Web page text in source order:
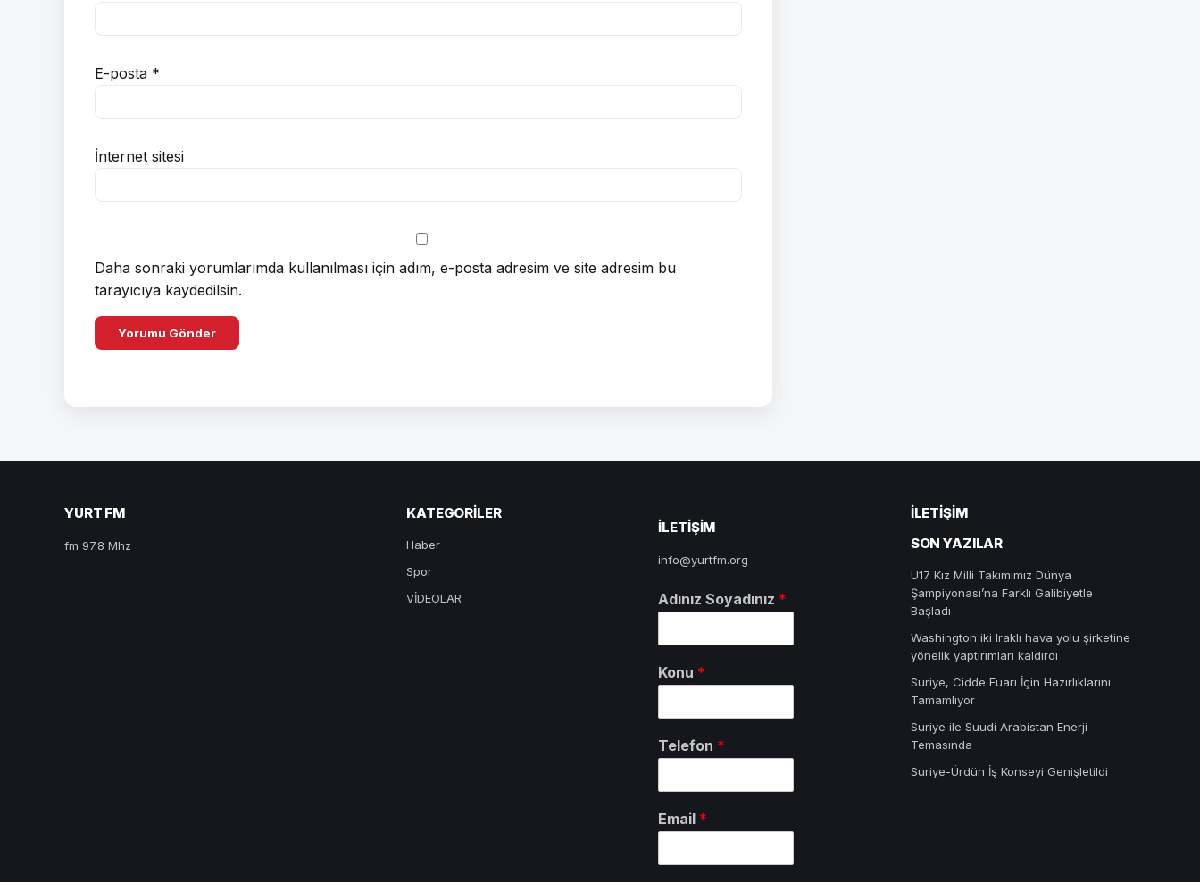
E-posta *
İnternet sitesi
Daha sonraki yorumlarımda kullanılması için adım, e-posta adresim ve site adresim bu
tarayıcıya kaydedilsin.
YURT FM
fm 97.8 Mhz
KATEGORILER
Haber
Spor
VİDEOLAR
ILETIŞIM
info@yurtfm.org
Adınız Soyadınız *
Konu *
Telefon *
Email *
İLETIŞIM
SON YAZILAR
U17 Kız Milli Takımımız Dünya
Şampiyonası’na Farklı Galibiyetle
Başladı
Washington iki Iraklı hava yolu şirketine
yönelik yaptırımları kaldırdı
Suriye, Cidde Fuarı İçin Hazırlıklarını
Tamamlıyor
Suriye ile Suudi Arabistan Enerji
Temasında
Suriye-Ürdün İş Konseyi Genişletildi